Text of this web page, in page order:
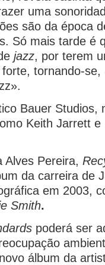
uma
são da época
Só mais tarde é
jazz, por terem
tornando-se,
Bauer Studios,
Keith Jarrett e
Alves Pereira,
da carreira de
em 2003,
Smith.
poderá ser
álbum da